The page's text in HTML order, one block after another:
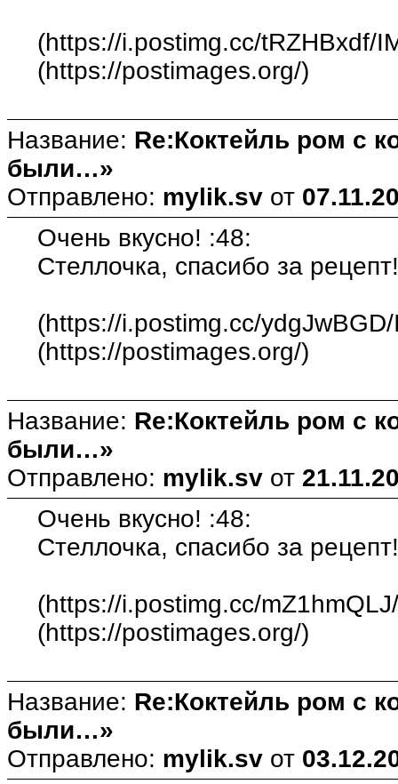
(https://i.postimg.cc/tRZHBxdf/
(https://postimages.org/)
Название: Re:Коктейль ром с
были…»
Отправлено: mylik.sv от
Очень вкусно! :48:
Стеллочка, спасибо за
(https://i.postimg.cc/
(https://postimages.org/)
Название: Re:Коктейль ром с
были…»
Отправлено: mylik.sv от
Очень вкусно! :48:
Стеллочка, спасибо за
(https://i.postimg.cc/
(https://postimages.org/)
Название: Re:Коктейль ром с
были…»
Отправлено: mylik.sv от